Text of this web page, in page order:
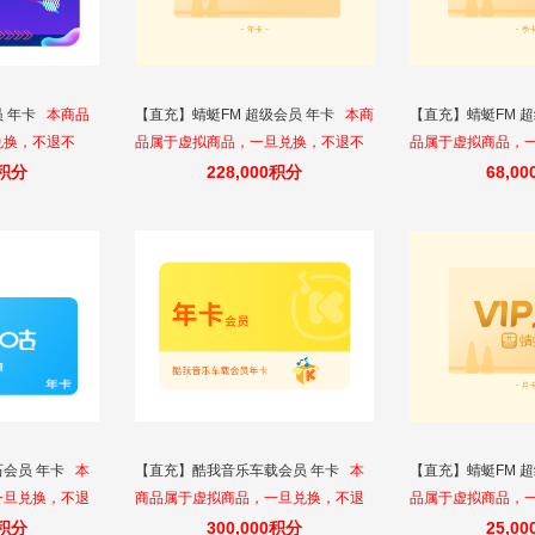
年卡
本商品
，不退不
号，一经发
分
【直充】蜻蜓FM 超级会员 年卡
本商
品属于虚拟商品，一旦兑换，不退不
换。请填写正确的充值账号，一经发
228,000积分
【直充】蜻蜓FM
品属于虚拟商品，
换。请填写正确的
员 年卡
本
兑换，不退
账号，一经
分
【直充】酷我音乐车载会员 年卡
本
商品属于虚拟商品，一旦兑换，不退
不换。请填写正确的充值账号，一经
300,000积分
【直充】蜻蜓FM
品属于虚拟商品，
换。请填写正确的